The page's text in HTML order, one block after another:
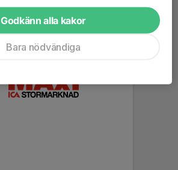
Godkänn alla kakor
Bara nödvändiga